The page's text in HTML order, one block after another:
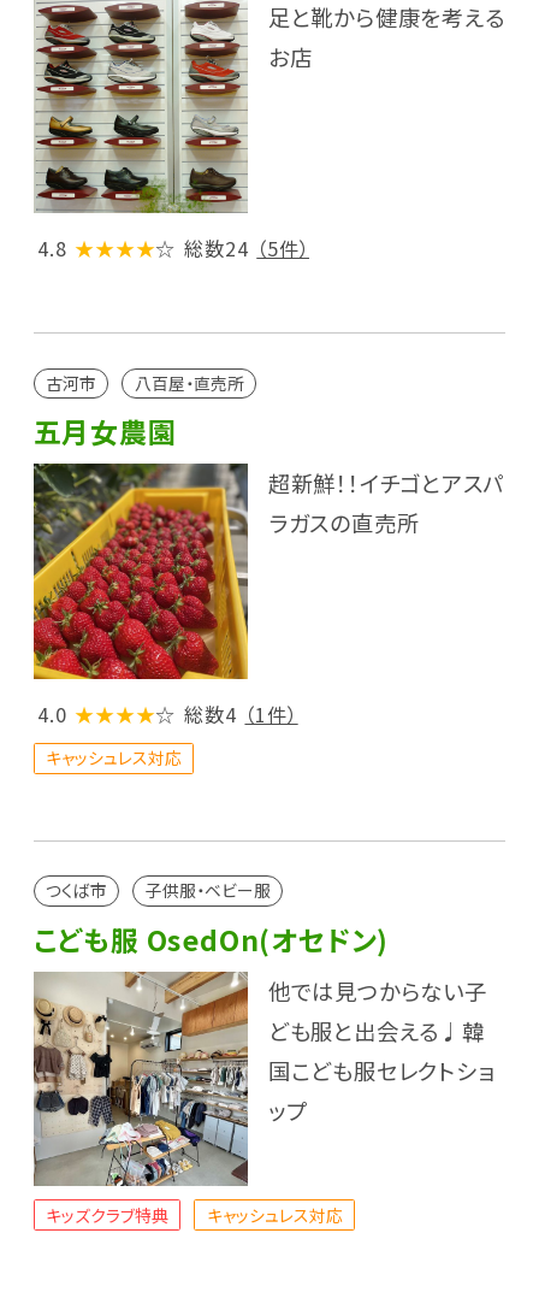
足と靴から健康を考える
お店
4.8 ★★★★☆ 総数24 （5件）
古河市 八百屋・直売所
五月女農園
超新鮮！！イチゴとアスパ
ラガスの直売所
4.0 ★★★★☆ 総数4 （1件）
キャッシュレス対応
つくば市 子供服・ベビー服
こども服 OsedOn(オセドン)
他では見つからない子
ども服と出会える♩韓
国こども服セレクトショ
ップ
キッズクラブ特典 キャッシュレス対応